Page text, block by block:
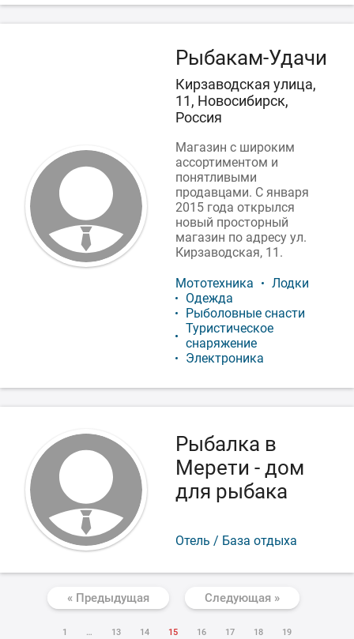
Рыбакам-Удачи
Кирзаводская улица,
11, Новосибирск,
Россия
Магазин с широким
ассортиментом и
понятливыми
продавцами. С января
2015 года открылся
новый просторный
магазин по адресу ул.
Кирзаводская, 11.
Мототехника
Лодки
Одежда
Рыболовные снасти
Туристическое
снаряжение
Электроника
Рыбалка в
Мерети - дом
для рыбака
Отель / База отдыха
« Предыдущая
1 … 13 14 15 16 17 18 19
Следующая »